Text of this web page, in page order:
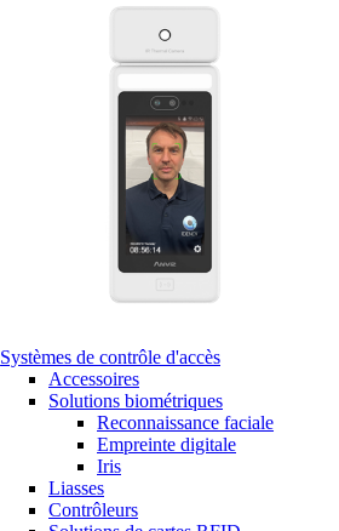
Systèmes de contrôle d'accès
Accessoires
Solutions biométriques
Reconnaissance faciale
Empreinte digitale
Iris
Liasses
Contrôleurs